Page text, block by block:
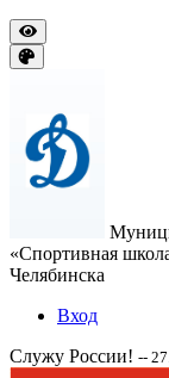
«Спортивная
Челябинска
Вход
Служу России! --